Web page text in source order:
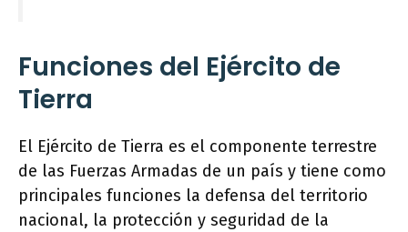
Funciones del Ejército de
Tierra
El Ejército de Tierra es el componente terrestre
de las Fuerzas Armadas de un país y tiene como
principales funciones la defensa del territorio
nacional, la protección y seguridad de la